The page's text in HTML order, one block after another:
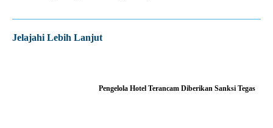
Jelajahi Lebih Lanjut
Pengelola Hotel Terancam Diberikan Sanksi Tegas